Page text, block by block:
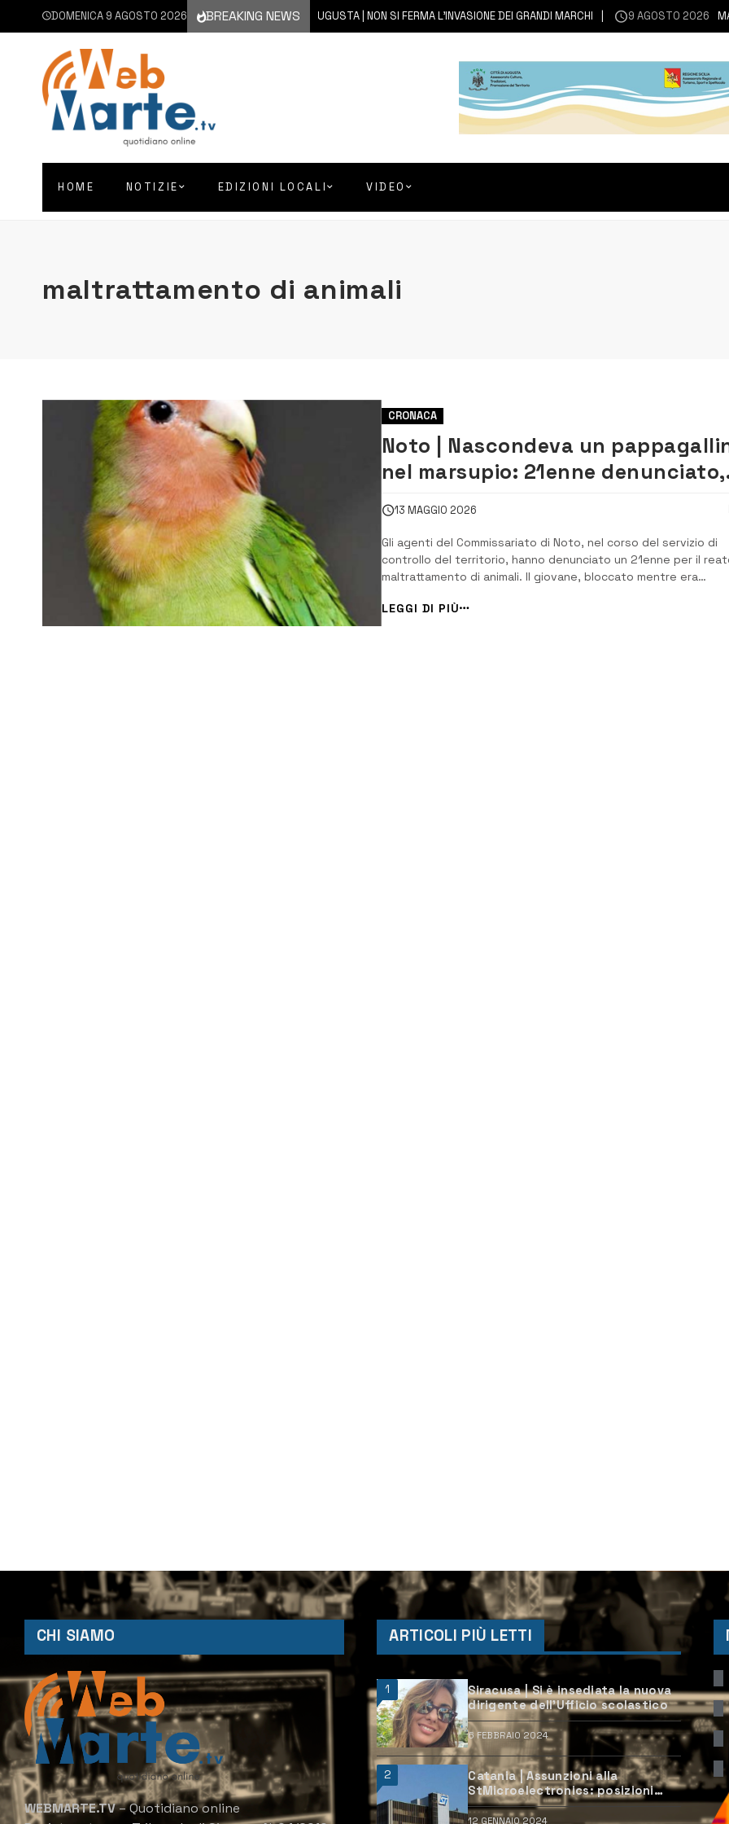
DOMENICA 9 AGOSTO 2026 BREAKING NEWS
9 AGOSTO 2026 AUGUSTA | NON SI FERMA L’INVASIONE DEI GRANDI MARCHI 9 AGOSTO 2026
HOME NOTIZIE EDIZIONI LOCALI VIDEO
maltrattamento di animali
CRONACA
Noto | Nascondeva un
nel marsupio: 21enne denunciato,
salvato il volatile
13 MAGGIO 2026
Gli agenti del Commissariato di Noto, nel corso del servizio di
controllo del territorio, hanno denunciato un 21enne per il
maltrattamento di animali. Il giovane, bloccato mentre era
stato trovato in possesso di un pappagallino nascosto dentro
marsupio e legato con un...
LEGGI DI PIÙ
CHI SIAMO
WEBMARTE.TV– Quotidiano online
ARTICOLI PIÙ LETTI
1
Siracusa | Si è insediata la nuova
dirigente dell’Ufficio scolastico
6 FEBBRAIO 2024
2
Catania | Assunzioni alla
StMicroelectronics: posizioni
aperte e come candidarsi
12 GENNAIO 2024